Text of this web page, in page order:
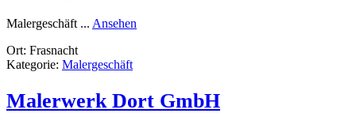
Malergeschäft ... Ansehen
Ort: Frasnacht
Kategorie: Malergeschäft
Malerwerk Dort GmbH